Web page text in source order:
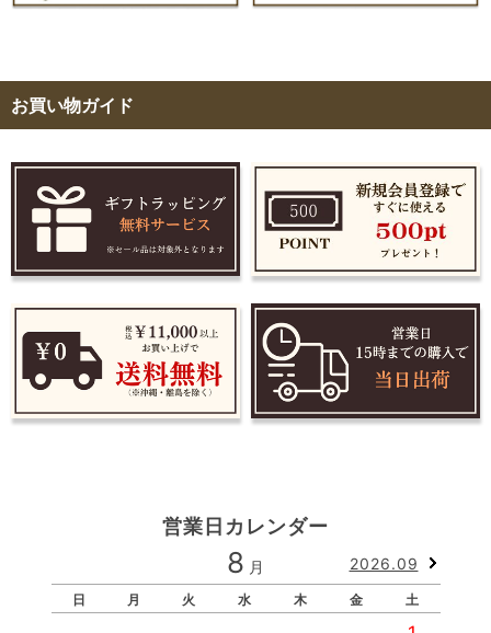
お買い物ガイド
営業日カレンダー
8 月 2026.09
日 月 火 水 木 金 土